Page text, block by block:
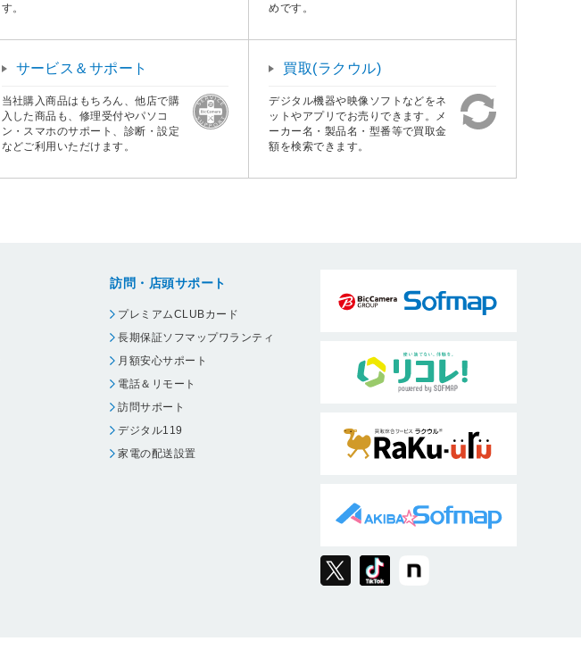
す。
めです。
サービス＆サポート
当社購入商品はもちろん、他店で購
入した商品も、修理受付やパソコ
ン・スマホのサポート、診断・設定
などご利用いただけます。
買取(ラクウル)
デジタル機器や映像ソフトなどをネ
ットやアプリでお売りできます。メ
ーカー名・製品名・型番等で買取金
額を検索できます。
訪問・店頭サポート
プレミアムCLUBカード
長期保証ソフマップワランティ
月額安心サポート
電話＆リモート
訪問サポート
デジタル119
家電の配送設置